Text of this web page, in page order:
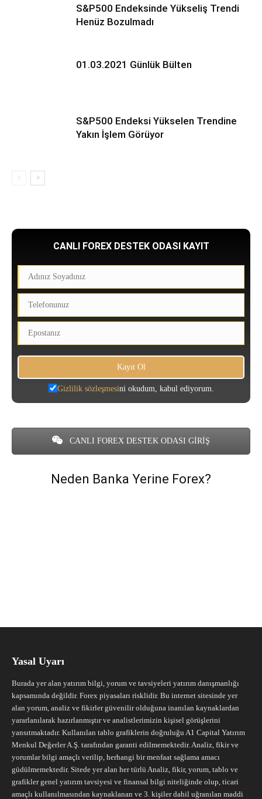
S&P500 Endeksinde Yükseliş Trendi
Henüz Bozulmadı
01.03.2021 Günlük Bülten
S&P500 Endeksi Yükselen Trendine
Yakın İşlem Görüyor
CANLI FOREX DESTEK ODASI KAYIT
Gizlilik sözleşmesini okudum, kabul ediyorum.
CANLI FOREX DESTEK ODASI GİRİŞ
Neden Banka Yerine Forex?
Yasal Uyarı
Burada yer alan yatırım bilgi, yorum ve tavsiyeleri yatırım danışmanlığı
kapsamında değildir. Forex piyasaları risklidir. Bu internet sitesinde yer
alan yorum, analiz ve fikirler güvenilir olduğuna inanılan kaynaklardan
yararlanılarak hazırlanmıştır ve analistlerimizin kişisel görüşlerini
yansıtmaktadır. Kullanılan tablo grafiklerin doğruluğu A1 Capital Yatırım
Menkul Değerler A.Ş. tarafından garanti edilmemektedir. Analiz, fikir ve
yorumlar bilgi amaçlı verilip, herhangi bir menfaat sağlama amacı
güdülmemektedir. Sitede yer alan her türlü Analiz, fikir, yorum, tablo ve
grafikler genel yatırım tavsiyesi ve finansal bilgi niteliğinde olup, ticari
amaçlı kullanılmasından kaynaklanan ve 3. kişiler dahil uğranılan maddi